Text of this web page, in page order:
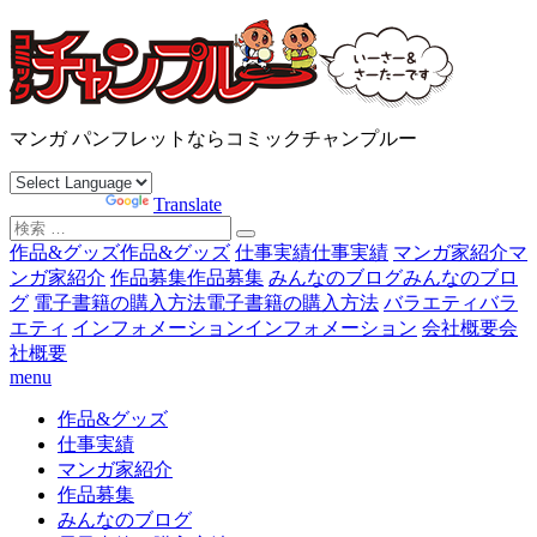
コ
ン
テ
ン
ツ
ス
ッ
プ
マンガ パンフレットならコミックチャンプルー
Translate
検
索
対
象:
作品&グッズ作品&グッズ 仕事実績仕事実績 マンガ家紹介マ
ンガ家紹介 作品募集作品募集 みんなのブログみんなのブロ
グ 電子書籍の購入方法電子書籍の購入方法 バラエティバラ
エティ インフォメーションインフォメーション 会社概要会
社概要
menu
作品&グッズ
仕事実績
マンガ家紹介
作品募集
みんなのブログ